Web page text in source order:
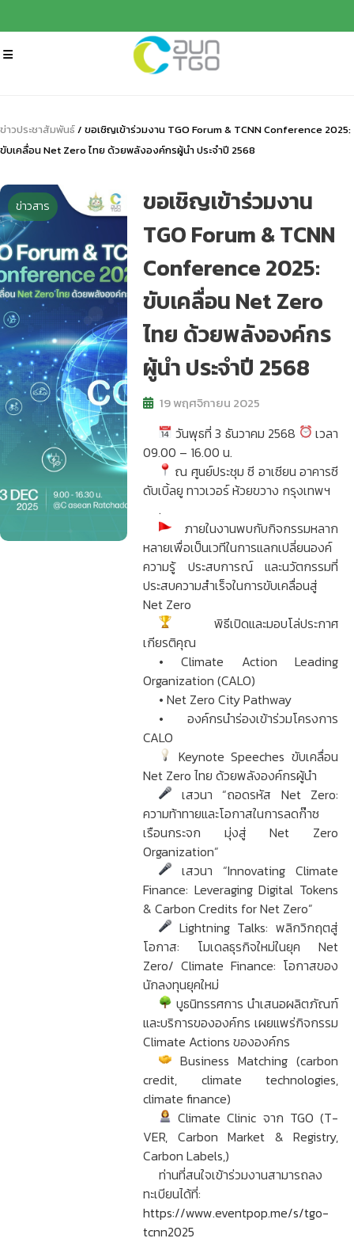
ข่าวประชาสัมพันธ์/ ขอเชิญเข้าร่วมงาน TGO Forum & TCNN Conference 2025:
ขับเคลื่อน Net Zero ไทย ด้วยพลังองค์กรผู้นำ ประจำปี 2568
ข่าวสาร
ขอเชิญเข้าร่วมงาน
TGO Forum & TCNN
Conference 2025:
ขับเคลื่อน Net Zero
ไทย ด้วยพลังองค์กร
ผู้นำ ประจำปี 2568
19 พฤศจิกายน 2025
วันพุธที่ 3 ธันวาคม 2568
เวลา
09.00 – 16.00 น.
ณ ศูนย์ประชุม ซี อาเซียน อาคารซี
ดับเบิ้ลยู ทาวเวอร์ ห้วยขวาง กรุงเทพฯ
.
ภายในงานพบกับกิจกรรมหลาก
หลายเพื่อเป็นเวทีในการแลกเปลี่ยนองค์
ความรู้ ประสบการณ์ และนวัตกรรมที่
ประสบความสำเร็จในการขับเคลื่อนสู่
Net Zero
พิธีเปิดและมอบโล่ประกาศ
เกียรติคุณ
• Climate Action Leading
Organization (CALO)
• Net Zero City Pathway
• องค์กรนำร่องเข้าร่วมโครงการ
CALO
Keynote Speeches ขับเคลื่อน
Net Zero ไทย ด้วยพลังองค์กรผู้นำ
เสวนา “ถอดรหัส Net Zero:
ความท้าทายและโอกาสในการลดก๊าซ
เรือนกระจก มุ่งสู่ Net Zero
Organization”
เสวนา “Innovating Climate
Finance: Leveraging Digital Tokens
& Carbon Credits for Net Zero”
Lightning Talks: พลิกวิกฤตสู่
โอกาส: โมเดลธุรกิจใหม่ในยุค Net
Zero/ Climate Finance: โอกาสของ
นักลงทุนยุคใหม่
บูธนิทรรศการ นำเสนอผลิตภัณฑ์
และบริการขององค์กร เผยแพร่กิจกรรม
Climate Actions ขององค์กร
Business Matching (carbon
credit, climate technologies,
climate finance)
Climate Clinic จาก TGO (T-
VER, Carbon Market & Registry,
Carbon Labels,)
ท่านที่สนใจเข้าร่วมงานสามารถลง
ทะเบียนได้ที่:
https://www.eventpop.me/s/tgo-
tcnn2025